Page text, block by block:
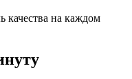
качества на каждом